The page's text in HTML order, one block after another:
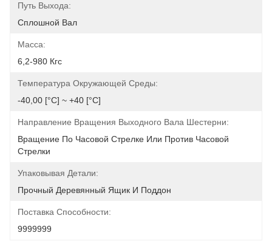
Путь Выхода:
Сплошной Вал
Масса:
6,2-980 Кгс
Температура Окружающей Среды:
-40,00 [°С] ~ +40 [°С]
Направление Вращения Выходного Вала Шестерни:
Вращение По Часовой Стрелке Или Против Часовой
Стрелки
Упаковывая Детали:
Прочный Деревянный Ящик И Поддон
Поставка Способности:
9999999